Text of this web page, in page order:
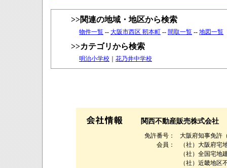
>>関連の地域・地区から検索
物件一覧 -- 大阪市西区 靭本町 -- 間取一覧 -- 地図一覧
>>カテゴリから検索
明治小学校 花乃井中学校
関西不動産販売株式会社
免許番号：
大阪府知事免許
会員：
（社）大阪府宅
（社）全国宅地
（社）近畿地区